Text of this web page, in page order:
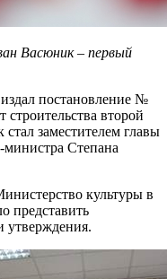
Васюник – первый
постановление №
второй
заместителем главы
министра Степана
культуры в
представить
утверждения.